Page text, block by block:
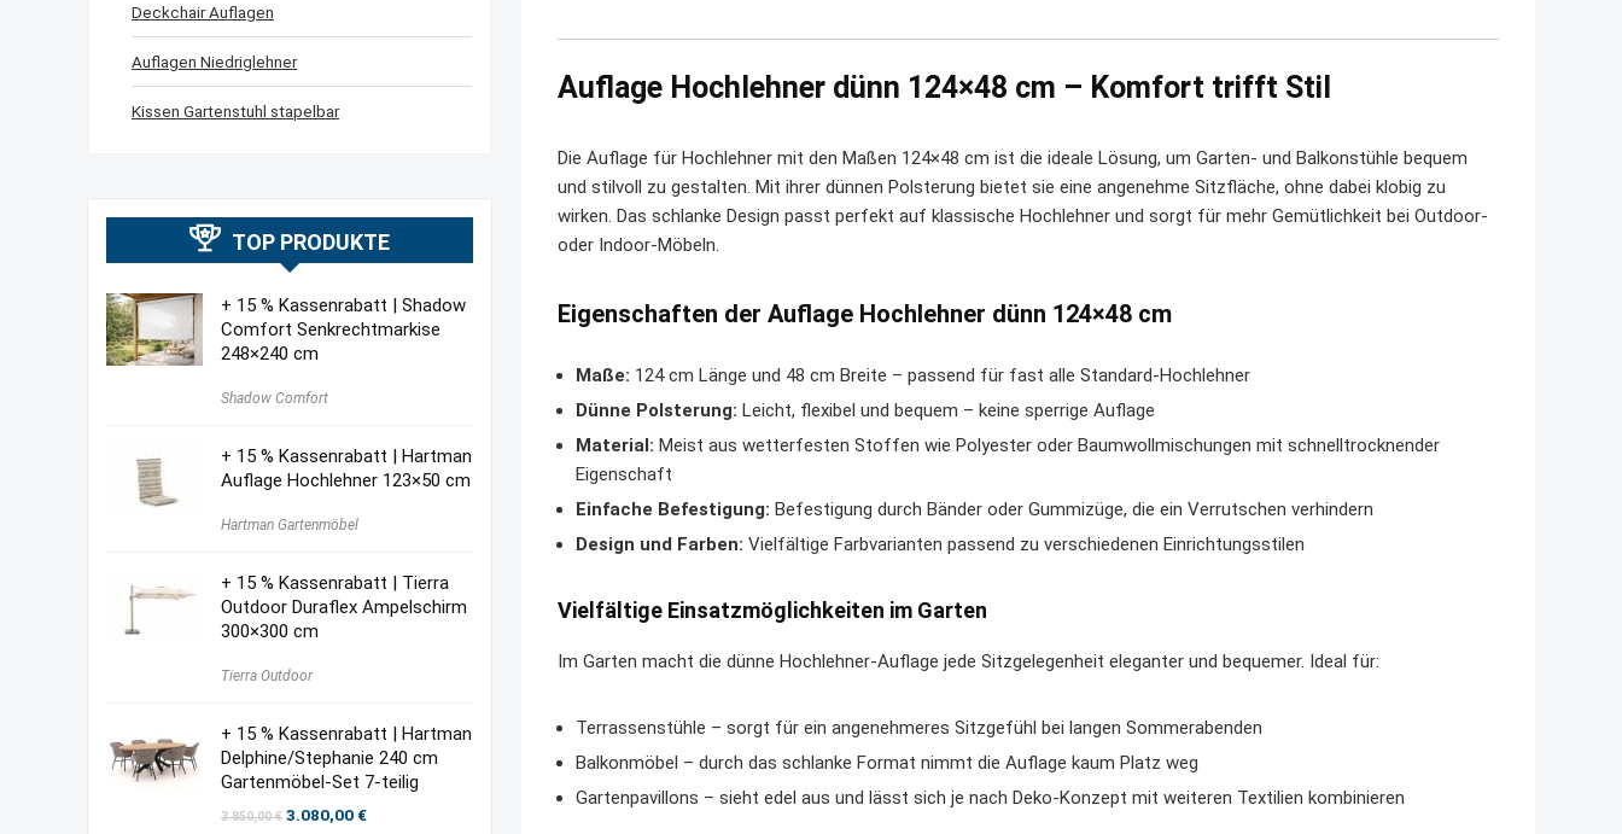
Auflage Hochlehner dünn 124×48 cm – Komfort trifft Stil
Die Auflage für Hochlehner mit den Maßen 124×48 cm ist die ideale Lösung, um Garten- und Balkonstühle bequem
und stilvoll zu gestalten. Mit ihrer dünnen Polsterung bietet sie eine angenehme Sitzfläche, ohne dabei klobig zu
wirken. Das schlanke Design passt perfekt auf klassische Hochlehner und sorgt für mehr Gemütlichkeit bei Outdoor-
oder Indoor-Möbeln.
Eigenschaften der Auflage Hochlehner dünn 124×48 cm
Maße: 124 cm Länge und 48 cm Breite – passend für fast alle Standard-Hochlehner
Dünne Polsterung: Leicht, flexibel und bequem – keine sperrige Auflage
Material: Meist aus wetterfesten Stoffen wie Polyester oder Baumwollmischungen mit schnelltrocknender
Eigenschaft
Einfache Befestigung: Befestigung durch Bänder oder Gummizüge, die ein Verrutschen verhindern
Design und Farben: Vielfältige Farbvarianten passend zu verschiedenen Einrichtungsstilen
Vielfältige Einsatzmöglichkeiten im Garten
Im Garten macht die dünne Hochlehner-Auflage jede Sitzgelegenheit eleganter und bequemer. Ideal für:
Terrassenstühle – sorgt für ein angenehmeres Sitzgefühl bei langen Sommerabenden
Balkonmöbel – durch das schlanke Format nimmt die Auflage kaum Platz weg
Gartenpavillons – sieht edel aus und lässt sich je nach Deko-Konzept mit weiteren Textilien kombinieren
Deckchair Auflagen
Auflagen Niedriglehner
Kissen Gartenstuhl stapelbar
TOP PRODUKTE
+ 15 % Kassenrabatt | Shadow
Comfort Senkrechtmarkise
248×240 cm
Shadow Comfort
+ 15 % Kassenrabatt | Hartman
Auflage Hochlehner 123×50 cm
Hartman Gartenmöbel
+ 15 % Kassenrabatt | Tierra
Outdoor Duraflex Ampelschirm
300×300 cm
Tierra Outdoor
+ 15 % Kassenrabatt | Hartman
Delphine/Stephanie 240 cm
Gartenmöbel-Set 7-teilig
3.850,00€ Ursprünglicher
3.080,00€Aktueller